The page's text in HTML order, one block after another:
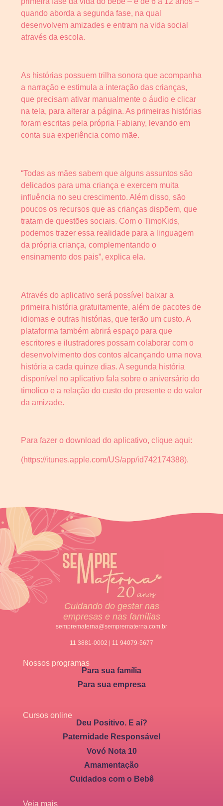
quando aborda a segunda fase, na qual
desenvolvem amizades e entram na vida social
através da escola.
As histórias possuem trilha sonora que acompanha
a narração e estimula a interação das crianças,
que precisam ativar manualmente o áudio e clicar
na tela, para alterar a página. As primeiras histórias
foram escritas pela própria Fabiany, levando em
conta sua experiência como mãe.
“Todas as mães sabem que alguns assuntos são
delicados para uma criança e exercem muita
influência no seu crescimento. Além disso, são
poucos os recursos que as crianças dispõem, que
tratam de questões sociais. Com o TimoKids,
podemos trazer essa realidade para a linguagem
da própria criança, complementando o
ensinamento dos pais”, explica ela.
Através do aplicativo será possível baixar a
primeira história gratuitamente, além de pacotes de
idiomas e outras histórias, que terão um custo. A
plataforma também abrirá espaço para que
escritores e ilustradores possam colaborar com o
desenvolvimento dos contos alcançando uma nova
história a cada quinze dias. A segunda história
disponível no aplicativo fala sobre o aniversário do
timolico e a relação do custo do presente e do valor
da amizade.
Para fazer o download do aplicativo, clique aqui:
(https://itunes.apple.com/US/app/id742174388).
Cuidando do gestar nas
empresas e nas famílias
semprematerna@semprematerna.com.br
11 3881-0002 | 11 94079-5677
Nossos programas
Para sua família
Para sua empresa
Cursos online
Deu Positivo. E aí?
Paternidade Responsável
Vovó Nota 10
Amamentação
Cuidados com o Bebê
Veja mais